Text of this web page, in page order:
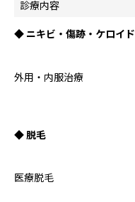
診療内容
◆ ニキビ・傷跡・ケロイド
外用・内服治療
◆ 脱毛
医療脱毛